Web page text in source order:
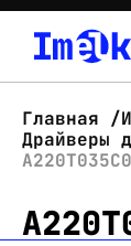
Главная
Драйверы